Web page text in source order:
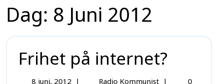
Dag: 8 Juni 2012
Frihet på internet?
8 juni, 2012 | Radio Kommunist |
0